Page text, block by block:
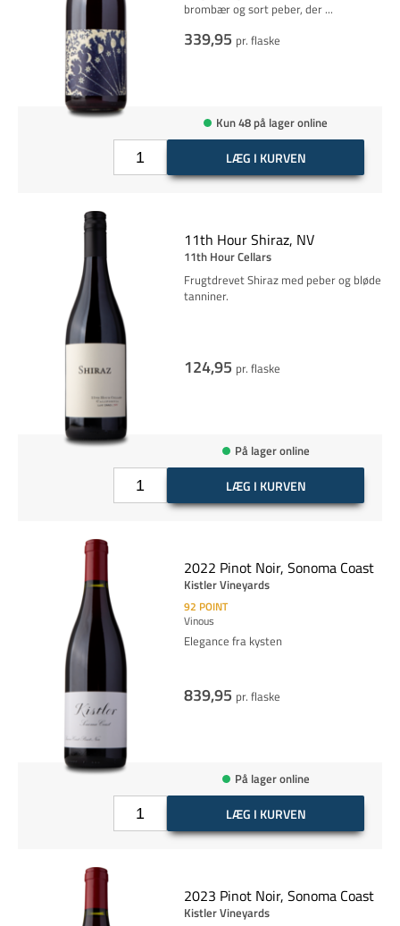
brombær og sort peber, der ...
339,95 pr. flaske
Kun 48 på lager online
LÆG I KURVEN
11th Hour Shiraz, NV
11th Hour Cellars
Frugtdrevet Shiraz med peber og bløde
tanniner.
124,95 pr. flaske
På lager online
LÆG I KURVEN
2022 Pinot Noir, Sonoma Coast
Kistler Vineyards
92 POINT
Vinous
Elegance fra kysten
839,95 pr. flaske
På lager online
LÆG I KURVEN
2023 Pinot Noir, Sonoma Coast
Kistler Vineyards